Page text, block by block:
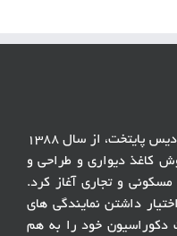
گروه مهندسی پردیس با نام تجاری پردیس پایتخت، از سال ۱۳۸۸
کاغذ دیواری و طراحی و
و تجاری آغاز کرد.
داشتن نمایندگی های
دکوراسیون خود را به هم